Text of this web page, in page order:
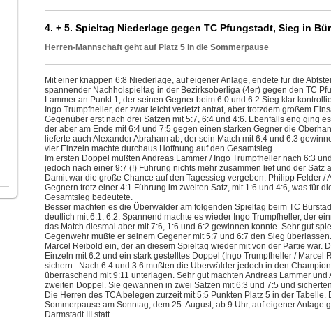
4. + 5. Spieltag Niederlage gegen TC Pfungstadt, Sieg in
Herren-Mannschaft geht auf Platz 5 in die Sommerpause
Mit einer knappen 6:8 Niederlage, auf eigener Anlage, endete für die
spannender Nachholspieltag in der Bezirksoberliga (4er) gegen den TC
Lammer an Punkt 1, der seinen Gegner beim 6:0 und 6:2 Sieg klar
Ingo Trumpfheller, der zwar leicht verletzt antrat, aber trotzdem großem
Gegenüber erst nach drei Sätzen mit 5:7, 6:4 und 4:6. Ebenfalls eng ging
der aber am Ende mit 6:4 und 7:5 gegen einen starken Gegner die
lieferte auch Alexander Abraham ab, der sein Match mit 6:4 und 6:3
vier Einzeln machte durchaus Hoffnung auf den Gesamtsieg.
Im ersten Doppel mußten Andreas Lammer / Ingo Trumpfheller nach 6:3
jedoch nach einer 9:7 (!) Führung nichts mehr zusammen lief und der Satz
Damit war die große Chance auf den Tagessieg vergeben. Philipp Felder /
Gegnern trotz einer 4:1 Führung im zweiten Satz, mit 1:6 und 4:6, was für
Gesamtsieg bedeutete.
Besser machten es die Überwälder am folgenden Spieltag beim TC
deutlich mit 6:1, 6:2. Spannend machte es wieder Ingo Trumpfheller, der
das Match diesmal aber mit 7:6, 1:6 und 6:2 gewinnen konnte. Sehr gut
Gegenwehr mußte er seinem Gegener mit 5:7 und 6:7 den Sieg
Marcel Reibold ein, der an diesem Spieltag wieder mit von der Partie war.
Einzeln mit 6:2 und ein stark gestelltes Doppel (Ingo Trumpfheller / Marcel
sichern. Nach 6:4 und 3:6 mußten die Überwälder jedoch in den
überraschend mit 9:11 unterlagen. Sehr gut machten Andreas Lammer
zweiten Doppel. Sie gewannen in zwei Sätzen mit 6:3 und 7:5 und
Die Herren des TCA belegen zurzeit mit 5:5 Punkten Platz 5 in der
Sommerpause am Sonntag, dem 25. August, ab 9 Uhr, auf eigener Anlage
Darmstadt III statt.